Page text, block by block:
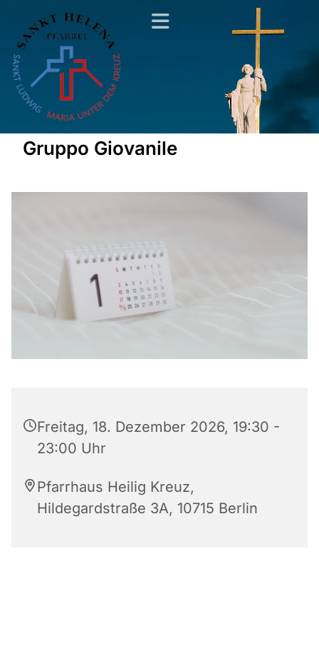
Gruppo Giovanile
Freitag, 18. Dezember 2026, 19:30 -
23:00 Uhr
Pfarrhaus Heilig Kreuz,
Hildegardstraße 3A, 10715 Berlin